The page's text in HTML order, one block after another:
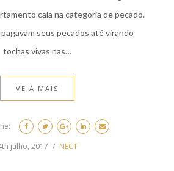
caía na categoria de pecado.
seus pecados até virando
tochas vivas nas…
VEJA MAIS
julho, 2017
NECT